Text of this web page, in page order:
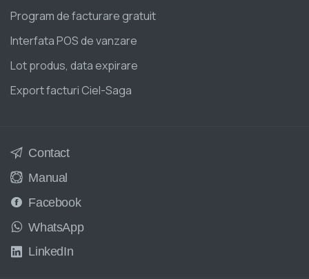
Program de facturare gratuit
Interfata POS de vanzare
Lot produs, data expirare
Export facturi Ciel-Saga
Contact
Manual
Facebook
WhatsApp
LinkedIn